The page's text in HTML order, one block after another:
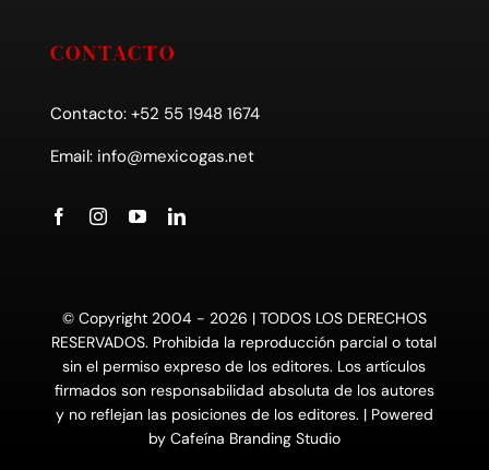
CONTACTO
Contacto: +52 55 1948 1674
Email: info@mexicogas.net
© Copyright 2004 - 2026 | TODOS LOS DERECHOS
RESERVADOS. Prohibida la reproducción parcial o total
sin el permiso expreso de los editores. Los artículos
firmados son responsabilidad absoluta de los autores
y no reflejan las posiciones de los editores. | Powered
by Cafeína Branding Studio